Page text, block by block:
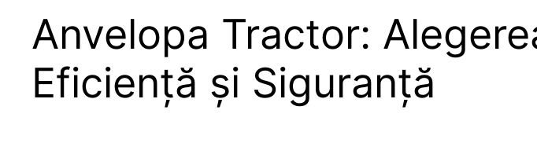
Anvelopa Tractor:
Eficiență și Siguranță